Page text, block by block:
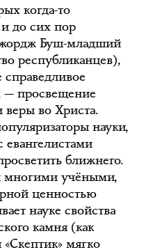
когда-то
до сих пор
Буш-младший
республиканцев),
просвещение
веры во Христа.
науки,
ближнего.
многими учёными,
ценностью
науке свойства
камня (как
мягко